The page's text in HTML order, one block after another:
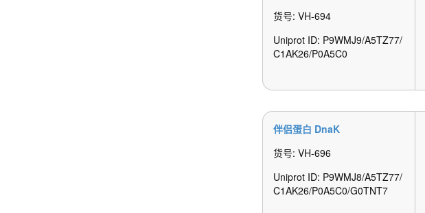
货号: VH-694
Uniprot ID: P9WMJ9/A5TZ77/
C1AK26/P0A5C0
伴侣蛋白 DnaK
货号: VH-696
Uniprot ID: P9WMJ8/A5TZ77/
C1AK26/P0A5C0/G0TNT7